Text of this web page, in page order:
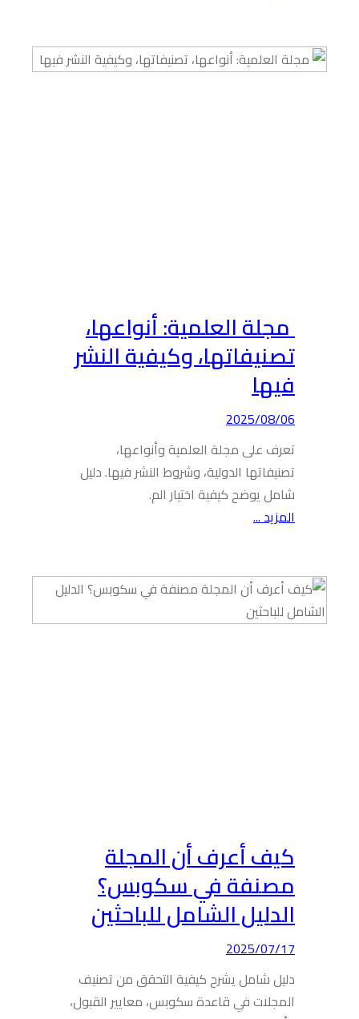
مجلة العلمية: أنواعها،
تصنيفاتها، وكيفية النشر
فيها
2025/08/06
تعرف على مجلة العلمية وأنواعها،
تصنيفاتها الدولية، وشروط النشر فيها. دليل
شامل يوضح كيفية اختيار الم.
المزيد ...
كيف أعرف أن المجلة
مصنفة في سكوبس؟
الدليل الشامل للباحثين
2025/07/17
دليل شامل يشرح كيفية التحقق من تصنيف
المجلات في قاعدة سكوبس، معايير القبول،